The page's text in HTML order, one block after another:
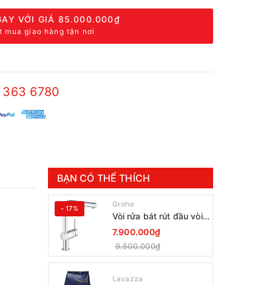
VỚI GIÁ 85.000.000₫
mua giao hàng tận nơi
6780
BẠN CÓ THỂ THÍCH
- 17% Grohe
Vòi rửa bát rút đầu vòi
Grohe Minta 30274000
7.900.000₫
9.500.000₫
Lavazza